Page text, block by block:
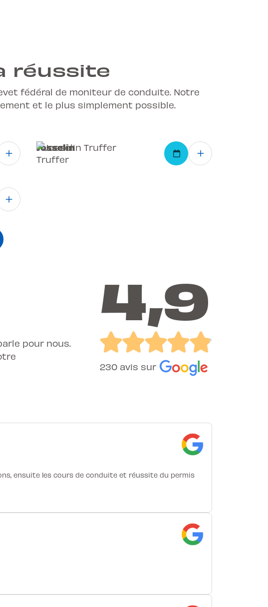
réussite
fédéral de moniteur de conduite. Notre
et le plus simplement possible.
Josselin
Truffer
pour nous.
4,9
230 avis sur
ensuite les cours de conduite et réussite du permis